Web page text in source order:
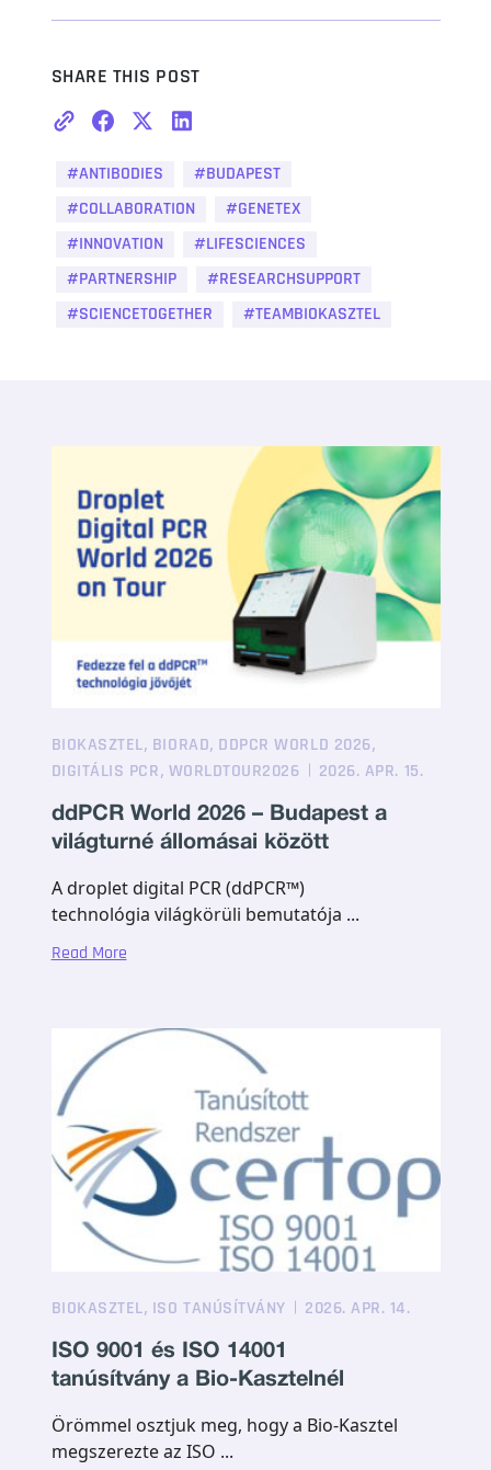
SHARE THIS POST
#ANTIBODIES
#BUDAPEST
#COLLABORATION
#GENETEX
#INNOVATION
#LIFESCIENCES
#PARTNERSHIP
#RESEARCHSUPPORT
#SCIENCETOGETHER
#TEAMBIOKASZTEL
BIOKASZTEL, BIORAD, DDPCR WORLD 2026,
DIGITÁLIS PCR, WORLDTOUR2026 2026. APR. 15.
ddPCR World 2026 – Budapest a
világturné állomásai között
A droplet digital PCR (ddPCR™)
technológia világkörüli bemutatója ...
Read More
BIOKASZTEL, ISO TANÚSÍTVÁNY 2026. APR. 14.
ISO 9001 és ISO 14001
tanúsítvány a Bio-Kasztelnél
Örömmel osztjuk meg, hogy a Bio-Kasztel
megszerezte az ISO ...